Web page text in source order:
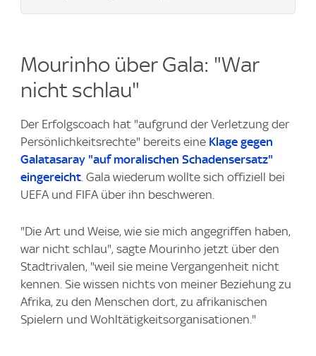
Mourinho über Gala: "War
nicht schlau"
Der Erfolgscoach hat "aufgrund der Verletzung der
Persönlichkeitsrechte" bereits eine Klage gegen
Galatasaray "auf moralischen Schadensersatz"
eingereicht. Gala wiederum wollte sich offiziell bei
UEFA und FIFA über ihn beschweren.
"Die Art und Weise, wie sie mich angegriffen haben,
war nicht schlau", sagte Mourinho jetzt über den
Stadtrivalen, "weil sie meine Vergangenheit nicht
kennen. Sie wissen nichts von meiner Beziehung zu
Afrika, zu den Menschen dort, zu afrikanischen
Spielern und Wohltätigkeitsorganisationen."